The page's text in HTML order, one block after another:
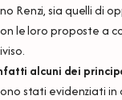
Renzi, sia quelli di
le loro proposte a
alcuni dei
stati evidenziati in